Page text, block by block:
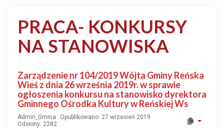
PRACA- KONKURSY
NA STANOWISKA
Zarządzenie nr 104/2019 Wójta Gminy Reńska
Wieś z dnia 26 września 2019r. w sprawie
ogłoszenia konkursu na stanowisko dyrektora
Gminnego Ośrodka Kultury w Reńskiej Ws
Admin_Gmina
Opublikowano: 27 wrzesień 2019
Odsłony: 2282